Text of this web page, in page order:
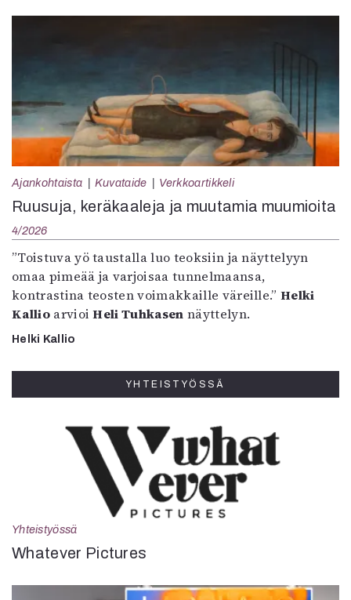
Ajankohtaista Kuvataide Verkkoartikkeli
Ruusuja, keräkaaleja ja muutamia muumioita
4/2026
”Toistuva yö taustalla luo teoksiin ja näyttelyyn
omaa pimeää ja varjoisaa tunnelmaansa,
kontrastina teosten voimakkaille väreille.”Helki
KallioarvioiHeli Tuhkasen näyttelyn.
Helki Kallio
YHTEISTYÖSSÄ
Yhteistyössä
Whatever Pictures